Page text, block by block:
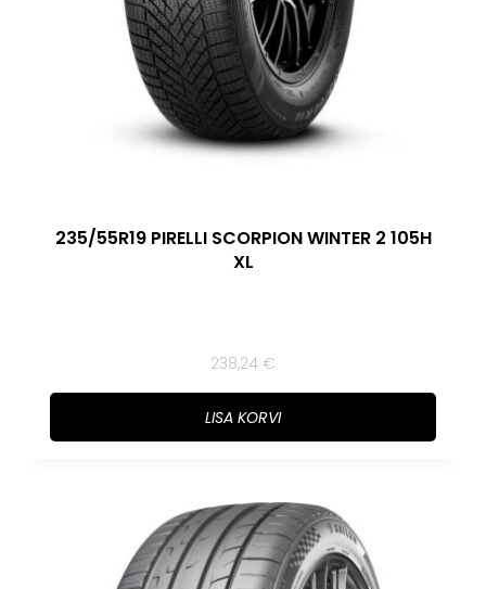
235/55R19 PIRELLI SCORPION WINTER 2 105H
XL
238,24 €
LISA KORVI